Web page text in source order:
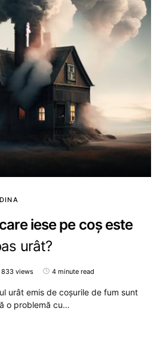
iese pe coș este
urât?
833 views 4 minute read
urât emis de coșurile de fum sunt
o problemă cu…